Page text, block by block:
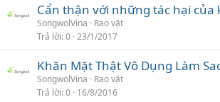
Cẩn thận với những tác hại của
SongwolVina
Rao vặt
Trả lời 0 23/1/2017
Khăn Mặt Thật Vô Dụng Làm
SongwolVina
Rao vặt
Trả lời 0 16/8/2016